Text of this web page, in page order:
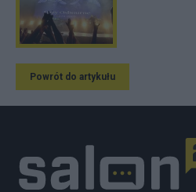
Powrót do artykułu